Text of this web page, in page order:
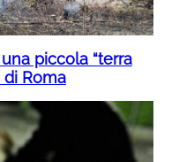
piccola “terra
Roma